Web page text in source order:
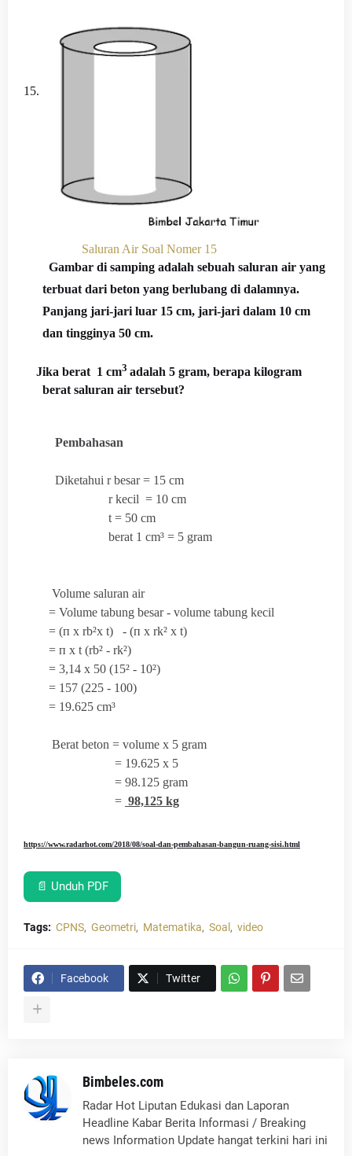
Saluran Air Soal Nomer 15
15.
Gambar di samping adalah sebuah saluran air yang
terbuat dari beton yang berlubang di dalamnya.
Panjang jari-jari luar 15 cm, jari-jari dalam 10 cm
dan tingginya 50 cm.
Jika berat 1 cm3 adalah 5 gram, berapa kilogram
berat saluran air tersebut?
Pembahasan
Diketahui r besar = 15 cm
r kecil = 10 cm
t = 50 cm
berat 1 cm³ = 5 gram
Volume saluran air
= Volume tabung besar - volume tabung kecil
= (п x rb²x t) - (п x rk² x t)
= п x t (rb² - rk²)
= 3,14 x 50 (15² - 10²)
= 157 (225 - 100)
= 19.625 cm³
Berat beton = volume x 5 gram
= 19.625 x 5
= 98.125 gram
= 98,125 kg
https://www.radarhot.com/2018/08/soal-dan-pembahasan-bangun-ruang-sisi.html
📄 Unduh PDF
Tags: CPNS Geometri Matematika Soal video
Facebook Twitter
Bimbeles.com
Radar Hot Liputan Edukasi dan Laporan
Headline Kabar Berita Informasi / Breaking
news Information Update hangat terkini hari ini